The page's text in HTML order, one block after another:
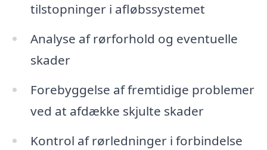
tilstopninger i afløbssystemet
Analyse af rørforhold og eventuelle
skader
Forebyggelse af fremtidige problemer
ved at afdække skjulte skader
Kontrol af rørledninger i forbindelse